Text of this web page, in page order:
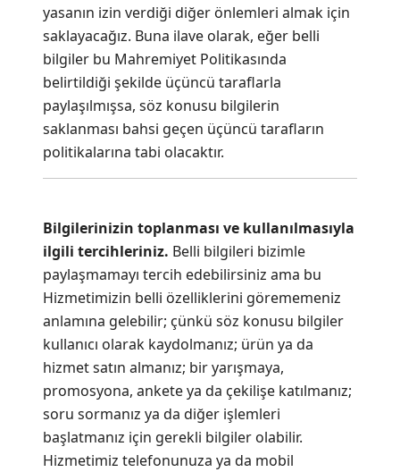
yasanın izin verdiği diğer önlemleri almak için
saklayacağız. Buna ilave olarak, eğer belli
bilgiler bu Mahremiyet Politikasında
belirtildiği şekilde üçüncü taraflarla
paylaşılmışsa, söz konusu bilgilerin
saklanması bahsi geçen üçüncü tarafların
politikalarına tabi olacaktır.
Bilgilerinizin toplanması ve kullanılmasıyla
ilgili tercihleriniz. Belli bilgileri bizimle
paylaşmamayı tercih edebilirsiniz ama bu
Hizmetimizin belli özelliklerini görememeniz
anlamına gelebilir; çünkü söz konusu bilgiler
kullanıcı olarak kaydolmanız; ürün ya da
hizmet satın almanız; bir yarışmaya,
promosyona, ankete ya da çekilişe katılmanız;
soru sormanız ya da diğer işlemleri
başlatmanız için gerekli bilgiler olabilir.
Hizmetimiz telefonunuza ya da mobil